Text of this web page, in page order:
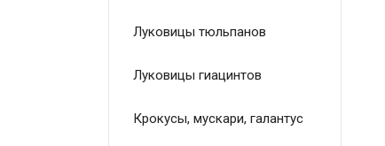
Луковицы тюльпанов
Луковицы гиацинтов
Крокусы, мускари, галантус